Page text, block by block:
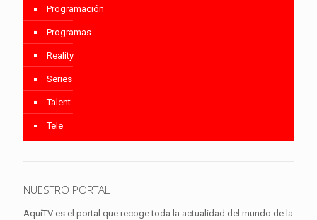
Programación
Programas
Reality
Series
Talent
Tele
NUESTRO PORTAL
AquíTV es el portal que recoge toda la actualidad del mundo de la